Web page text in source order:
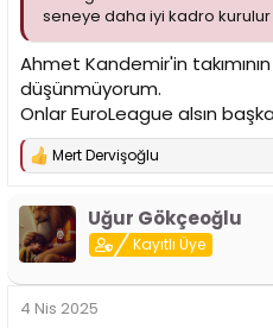
seneye daha iyi kadro
Ahmet Kandemir'in
düşünmüyorum.
Onlar EuroLeague alsın
T
p
k
i
l
:
Mert Dervişoğlu
Uğur Gökçeoğlu
Kayıtlı Üye
4 Nis 2025